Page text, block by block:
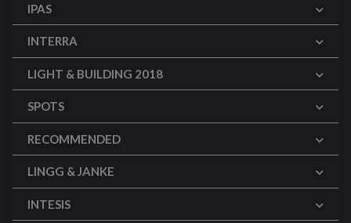
IPAS
INTERRA
LIGHT & BUILDING 2018
SPOTS
RECOMMENDED
LINGG & JANKE
INTESIS